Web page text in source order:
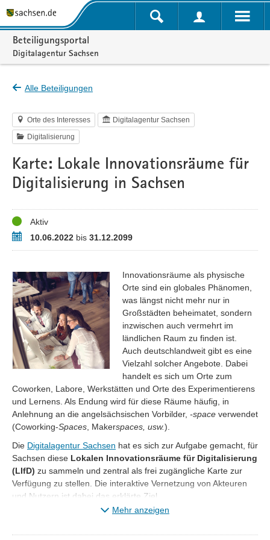
Portalnavigation
Beteiligungsportal
Digitalagentur Sachsen
Alle Beteiligungen
Orte des Interesses Digitalagentur Sachsen
Digitalisierung
Karte: Lokale Innovationsräume für
Digitalisierung in Sachsen
StatusAktiv
Zeitraum10.06.2022 bis 31.12.2099
Innovationsräume als physische
Orte sind ein globales Phänomen,
was längst nicht mehr nur in
Großstädten beheimatet, sondern
inzwischen auch vermehrt im
ländlichen Raum zu finden ist.
Auch deutschlandweit gibt es eine
Vielzahl solcher Angebote. Dabei
handelt es sich um Orte zum
Coworken, Labore, Werkstätten und Orte des Experimentierens
und Lernens. Als Endung wird für diese Räume häufig, in
Anlehnung an die angelsächsischen Vorbilder, -space verwendet
(Coworking-Spaces , Makerspaces, usw.).
Die Digitalagentur Sachsen hat es sich zur Aufgabe gemacht, für
Sachsen diese Lokalen Innovationsräume für Digitalisierung
(LIfD) zu sammeln und zentral als frei zugängliche Karte zur
Verfügung zu stellen. Die interaktive Vernetzung von Akteuren
und Nutzern ist dabei das erklärte Ziel.
Mehr anzeigen